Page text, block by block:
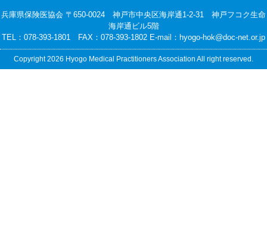
兵庫県保険医協会 〒650-0024 神戸市中央区海岸通1-2-31 神戸フコク生命
海岸通ビル5階
TEL：078-393-1801 FAX：078-393-1802 E-mail： hyogo-hok@doc-net.or.jp
Copyright 2026 Hyogo Medical Practitioners Association All right reserved.